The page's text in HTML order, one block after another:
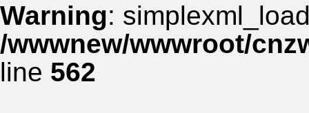
Warning:
/wwwnew/wwwroot/
line 562